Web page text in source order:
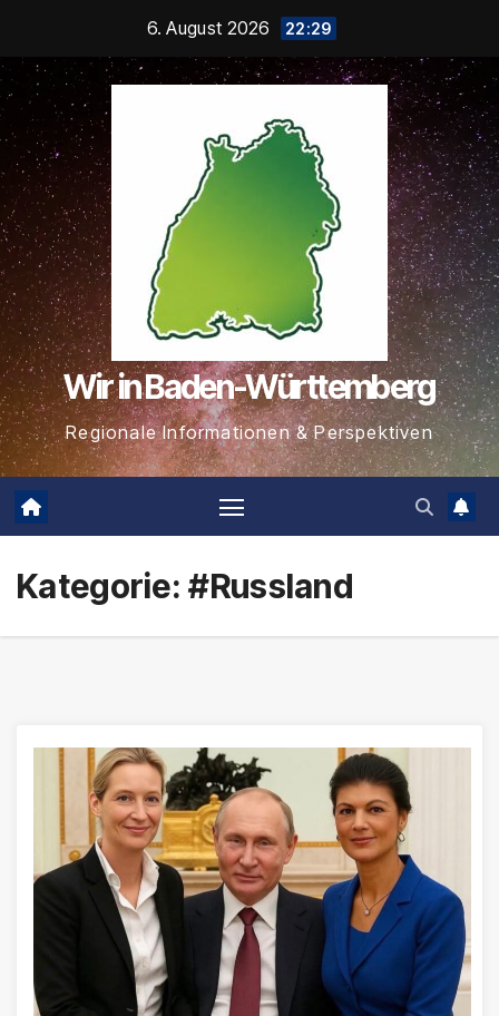
springen
6. August 2026 22:29
Wir in Baden-Württemberg
Regionale Informationen & Perspektiven
Kategorie:#Russland